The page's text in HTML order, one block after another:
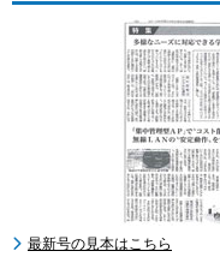
最新号の見本はこちら